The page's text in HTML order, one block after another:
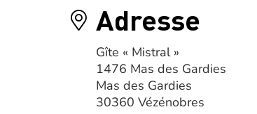
Adresse
Gîte « Mistral »
1476 Mas des Gardies
Mas des Gardies
30360 Vézénobres